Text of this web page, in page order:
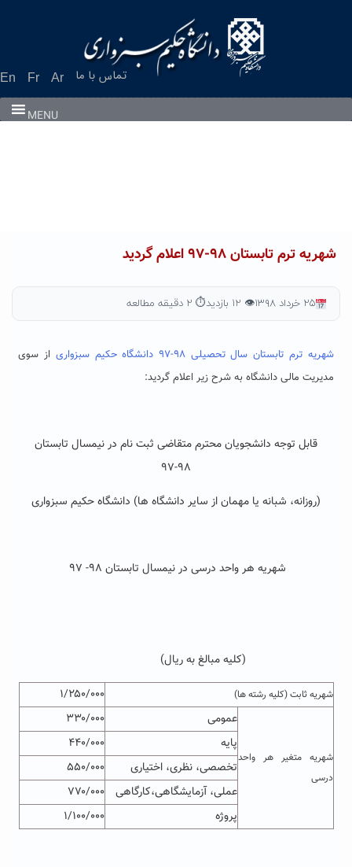
En Fr Ar تماس با ما
MENU
شهریه ترم تابستان ۹۸-۹۷ اعلام گردید
۲۵ خرداد ۱۳۹۸ 👁 ۱۲ بازدید ⏱ ۲ دقیقه مطالعه
شهریه ترم تابستان سال تحصیلی ۹۸-۹۷ دانشگاه حکیم سبزواری
از سوی
مدیریت مالی دانشگاه به شرح زیر اعلام گردید:
قابل توجه دانشجویان محترم متقاضی ثبت نام در نیمسال تابستان
۹۸-۹۷
(روزانه، شبانه یا مهمان از سایر دانشگاه ها) دانشگاه حکیم سبزواری
شهریه هر واحد درسی در نیمسال تابستان ۹۸- ۹۷
(کلیه مبالغ به ریال)
شهریه ثابت (کلیه رشته ها) ۱/۲۵۰/۰۰۰
شهریه متغیر هر واحد
درسی
عمومی
۳۳۰/۰۰۰
پایه
۴۴۰/۰۰۰
تخصصی، نظری، اختیاری
۵۵۰/۰۰۰
عملی، آزمایشگاهی،کارگاهی
۷۷۰/۰۰۰
پروژه
۱/۱۰۰/۰۰۰